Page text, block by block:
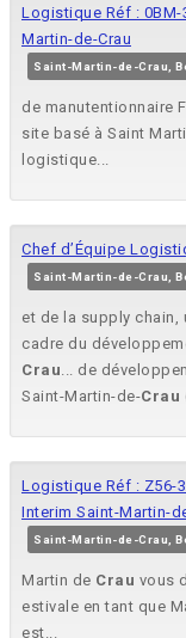
Logistique Réf :
Martin-de-Crau
Saint-Martin-de-Crau,
de manutentionnaire
site basé à Saint
logistique...
Chef d’Équipe
Saint-Martin-de-Crau,
et de la supply chain,
cadre du
Crau... de
Saint-Martin-de-Crau
Logistique Réf : Z56-
Interim Saint-Martin-
Saint-Martin-de-Crau,
Martin de Crau vous
estivale en tant que
est...